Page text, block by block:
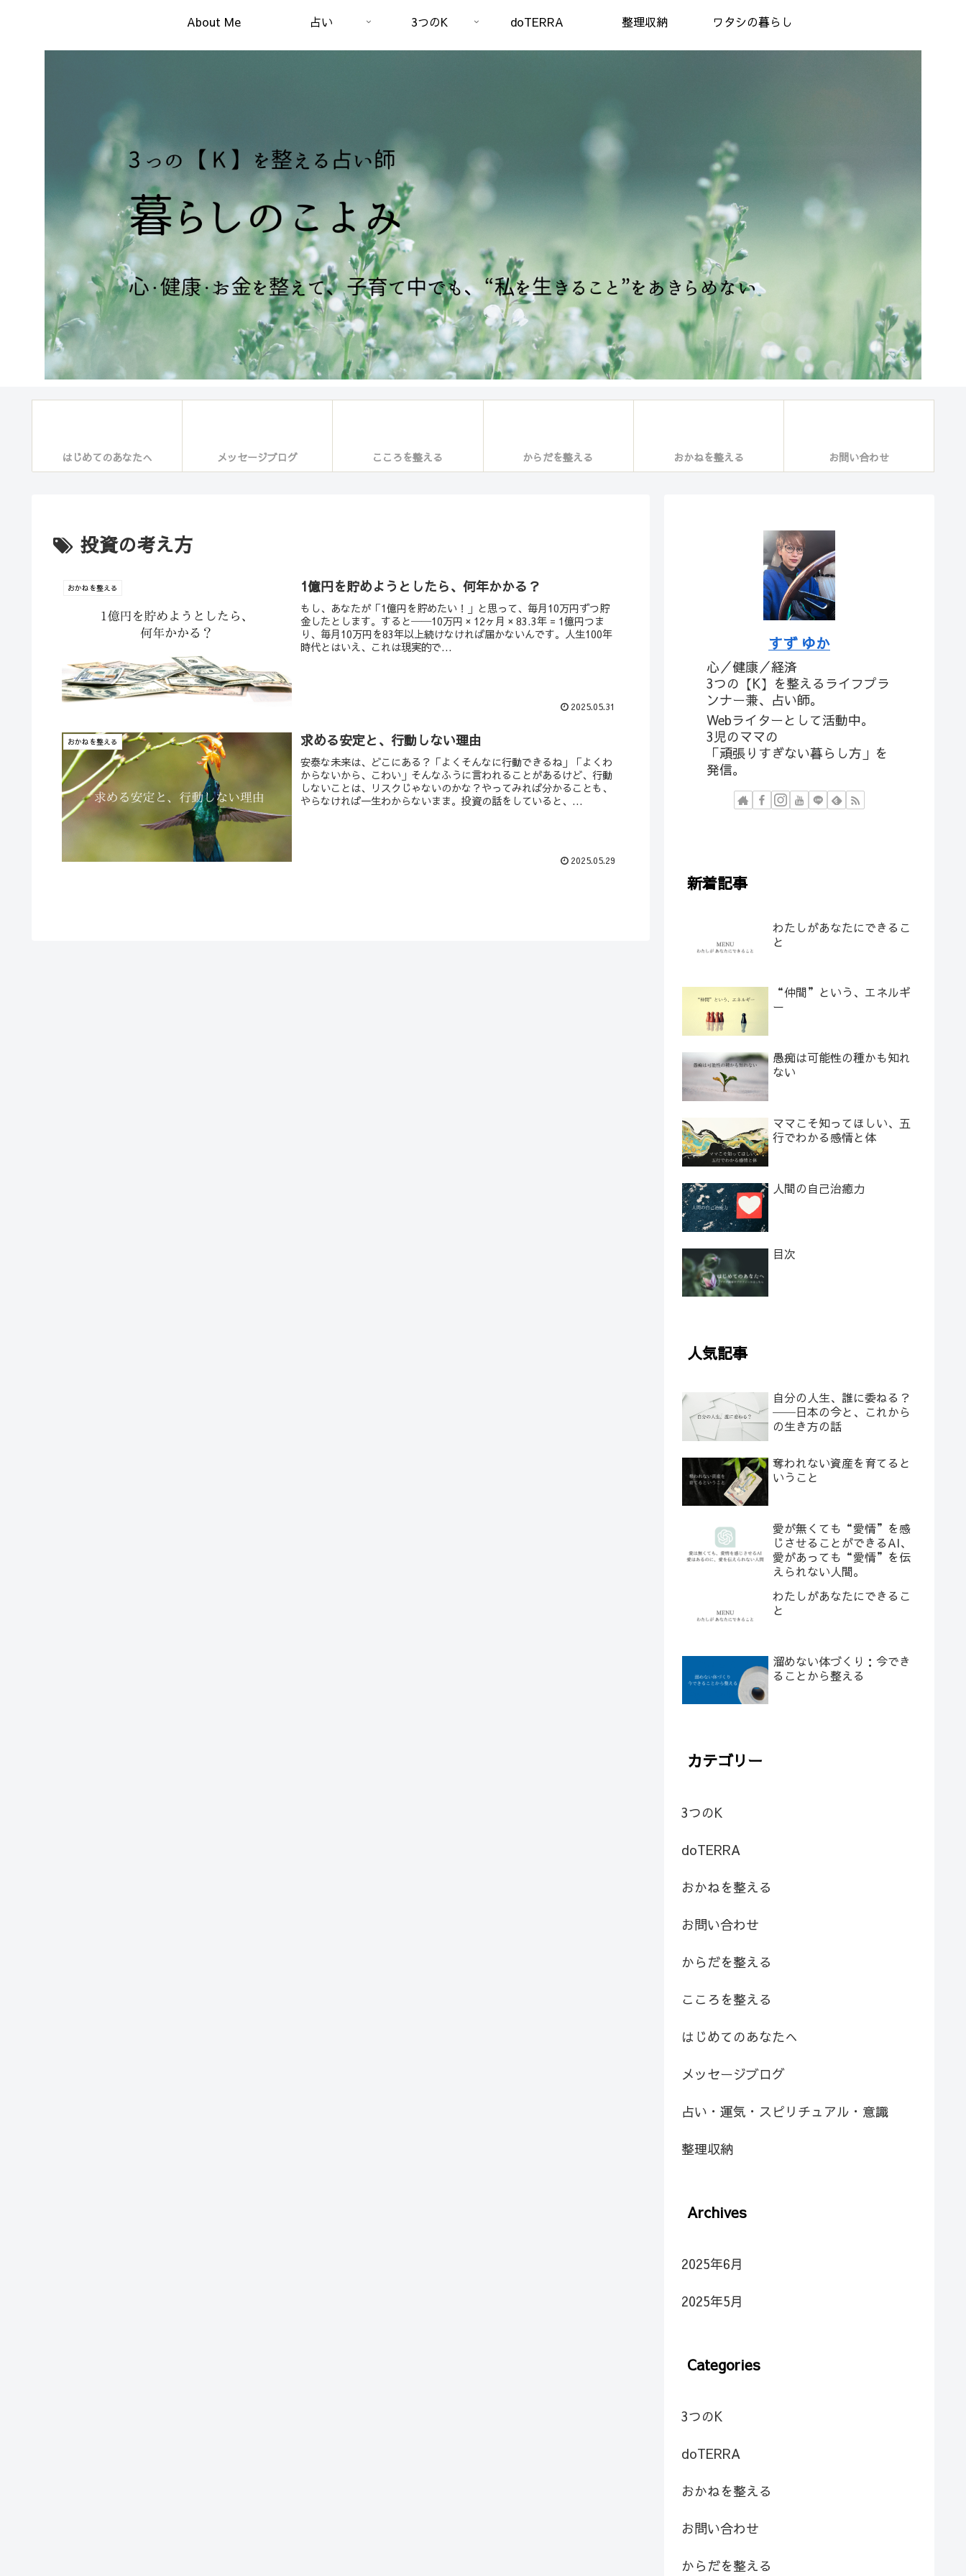
About Me 占い 3つのK doTERRA 整理収納 ワタシの暮らし
はじめてのあなたへ メッセージブログ こころを整える からだを整える おかねを整える お問い合わせ
投資の考え方
おかねを整える 1億円を貯めようとしたら、何年かかる？
もし、あなたが「1億円を貯めたい！」と思って、毎月10万円ずつ貯
金したとします。すると──10万円 × 12ヶ月 × 83.3年 = 1億円つま
り、毎月10万円を83年以上続けなければ届かないんです。人生100年
時代とはいえ、これは現実的で...
2025.05.31
おかねを整える 求める安定と、行動しない理由
安泰な未来は、どこにある？「よくそんなに行動できるね」「よくわ
からないから、こわい」そんなふうに言われることがあるけど、行動
しないことは、リスクじゃないのかな？やってみれば分かることも、
やらなければ一生わからないまま。投資の話をしていると、...
2025.05.29
すず ゆか
心／健康／経済
3つの【K】を整えるライフプラ
ンナー兼、占い師。
Webライターとして活動中。
3児のママの
「頑張りすぎない暮らし方」を
発信。
新着記事
わたしがあなたにできるこ
と
“仲間”という、エネルギ
ー
愚痴は可能性の種かも知れ
ない
ママこそ知ってほしい、五
行でわかる感情と体
人間の自己治癒力
目次
人気記事
自分の人生、誰に委ねる？
──日本の今と、これから
の生き方の話
奪われない資産を育てると
いうこと
愛が無くても“愛情”を感
じさせることができるAI、
愛があっても“愛情”を伝
えられない人間。
わたしがあなたにできるこ
と
溜めない体づくり：今でき
ることから整える
カテゴリー
3つのK
doTERRA
おかねを整える
お問い合わせ
からだを整える
こころを整える
はじめてのあなたへ
メッセージブログ
占い・運気・スピリチュアル・意識
整理収納
Archives
2025年6月
2025年5月
Categories
3つのK
doTERRA
おかねを整える
お問い合わせ
からだを整える